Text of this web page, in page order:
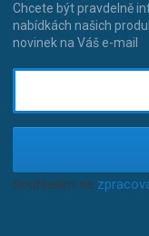
Chcete být pravdelně
nabídkách našich
novinek na Váš e-mail
Souhlasím se